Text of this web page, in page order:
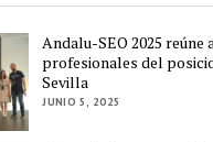
Andalu-SEO 2025 reúne
profesionales del
Sevilla
JUNIO 5, 2025